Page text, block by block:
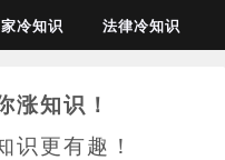
冷知识 法律冷知识
涨知识！
识更有趣！